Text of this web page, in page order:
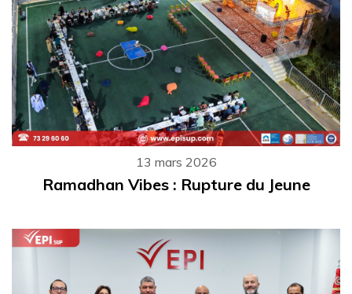
13 mars 2026
Ramadhan Vibes : Rupture du Jeune